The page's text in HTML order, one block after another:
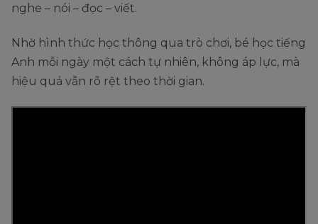
nghe – nói – đọc – viết.
Nhờ hình thức học thông qua trò chơi, bé học tiếng
Anh mỗi ngày một cách tự nhiên, không áp lực, mà
hiệu quả vẫn rõ rệt theo thời gian.